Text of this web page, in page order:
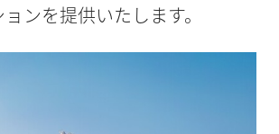
ンを提供いたします。